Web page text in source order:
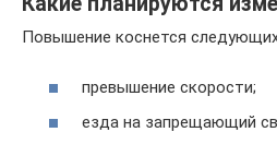
Повышение коснется
превышение скорости;
езда на запрещающий